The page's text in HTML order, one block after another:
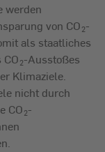
werden
von CO 2-
als staatliches
2-Ausstoßes
Klimaziele.
nicht durch
CO 2-